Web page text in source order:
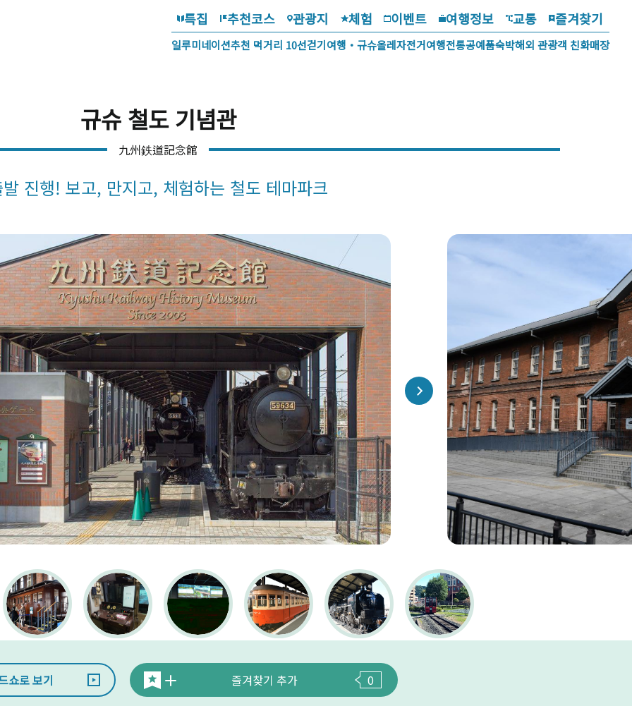
특집 추천코스 관광지 체험 이벤트 여행정보 교통 즐겨찾기
일루미네이션추천 먹거리 10선걷기여행・규슈올레자전거여행전통공예품숙박해외 관광객 친화매장
규슈 철도 기념관
九州鉄道記念館
진행! 보고, 만지고, 체험하는 철도 테마파크
쇼로 보기 즐겨찾기 추가 0